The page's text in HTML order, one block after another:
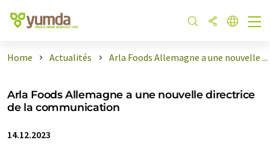
Home Actualités Arla Foods Allemagne a une nouvelle ...
Arla Foods Allemagne a une nouvelle directrice
de la communication
14.12.2023